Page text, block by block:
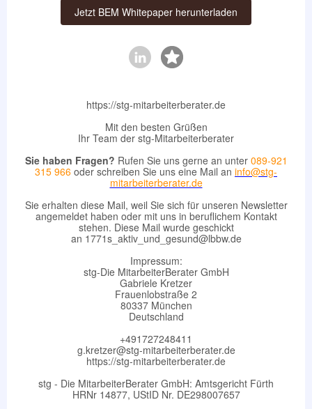
Jetzt BEM Whitepaper herunterladen
https://stg-mitarbeiterberater.de
Mit den besten Grüßen
Ihr Team der stg-Mitarbeiterberater
Sie haben Fragen? Rufen Sie uns gerne an unter 089-921
315 966 oder schreiben Sie uns eine Mail an info@stg-
mitarbeiterberater.de
Sie erhalten diese Mail, weil Sie sich für unseren Newsletter
angemeldet haben oder mit uns in beruflichem Kontakt
stehen. Diese Mail wurde geschickt
an 1771s_aktiv_und_gesund@lbbw.de
Impressum:
stg-Die MitarbeiterBerater GmbH
Gabriele Kretzer
Frauenlobstraße 2
80337 München
Deutschland
+491727248411
g.kretzer@stg-mitarbeiterberater.de
https://stg-mitarbeiterberater.de
stg - Die MitarbeiterBerater GmbH: Amtsgericht Fürth
HRNr 14877, UStID Nr. DE298007657